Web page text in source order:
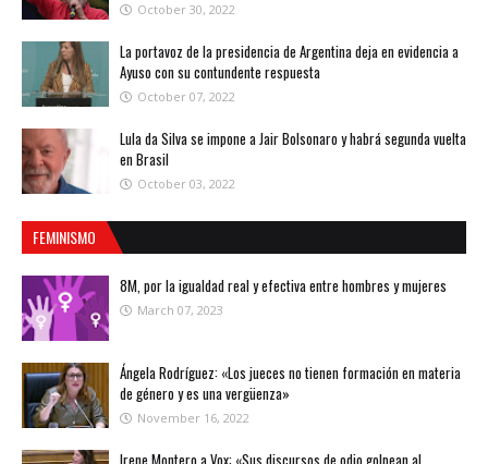
October 30, 2022
La portavoz de la presidencia de Argentina deja en evidencia a
Ayuso con su contundente respuesta
October 07, 2022
Lula da Silva se impone a Jair Bolsonaro y habrá segunda vuelta
en Brasil
October 03, 2022
FEMINISMO
8M, por la igualdad real y efectiva entre hombres y mujeres
March 07, 2023
Ángela Rodríguez: «Los jueces no tienen formación en materia
de género y es una vergüenza»
November 16, 2022